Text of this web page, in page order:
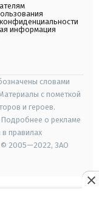
информация
словами
с пометкой
и героев.
Подробнее о рекламе
правилах
© 2005—2022, ЗАО